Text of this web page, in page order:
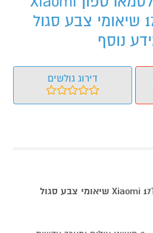
17T 5G 12+256GB שיאומי צבע סגול
דירוג גולשים
סגול